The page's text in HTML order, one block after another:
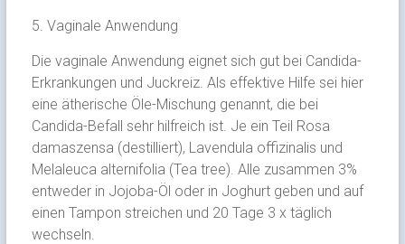
5. Vaginale Anwendung
Die vaginale Anwendung eignet sich gut bei Candida-
Erkrankungen und Juckreiz. Als effektive Hilfe sei hier
eine ätherische Öle-Mischung genannt, die bei
Candida-Befall sehr hilfreich ist. Je ein Teil Rosa
damaszensa (destilliert), Lavendula offizinalis und
Melaleuca alternifolia (Tea tree). Alle zusammen 3%
entweder in Jojoba-Öl oder in Joghurt geben und auf
einen Tampon streichen und 20 Tage 3 x täglich
wechseln.